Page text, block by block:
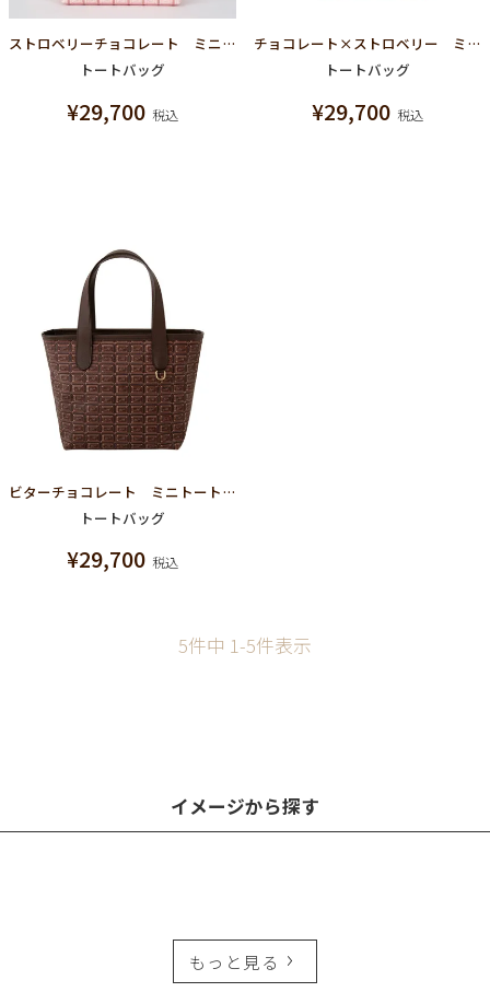
ストロベリーチョコレート ミニトートバッグ
トートバッグ
¥29,700 税込
チョコレート×ストロベリー ミニトートバッグ
トートバッグ
¥29,700 税込
ビターチョコレート ミニトートバッグ
トートバッグ
¥29,700 税込
5件中 1 -5件表示
イメージから探す
もっと見る